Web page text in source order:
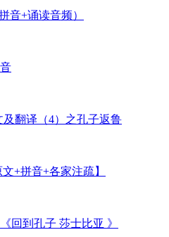
音+诵读音频）
及翻译（4）之孔子返鲁
+拼音+各家注疏】